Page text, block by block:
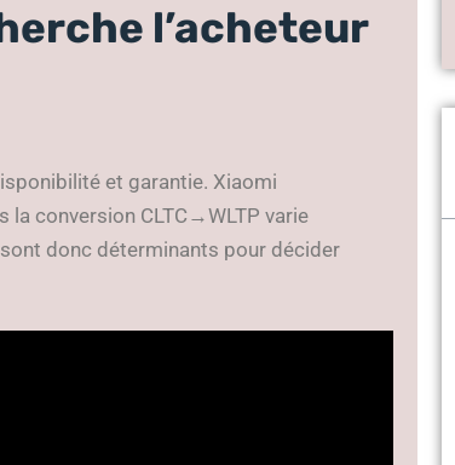
l’acheteur
et garantie. Xiaomi
la conversion CLTC→WLTP varie
donc déterminants pour décider